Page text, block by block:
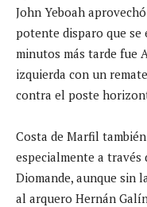
John Yeboah
potente disparo que se
minutos más tarde fue
izquierda con un
contra el poste
Costa de Marfil
especialmente a través
Diomande, aunque sin
al arquero Hernán